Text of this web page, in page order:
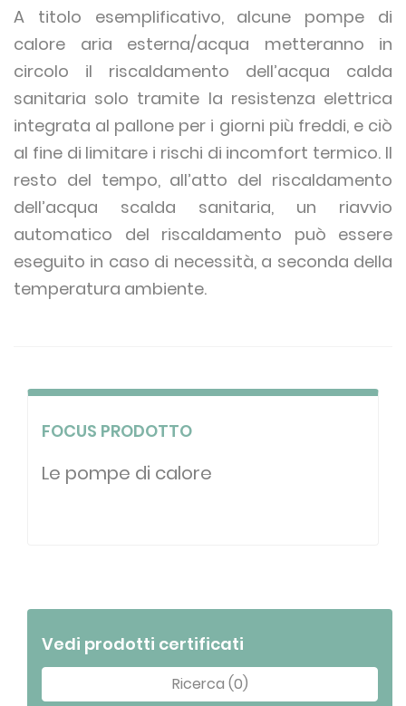
A titolo esemplificativo, alcune pompe di
calore aria esterna/acqua metteranno in
circolo il riscaldamento dell’acqua calda
sanitaria solo tramite la resistenza elettrica
integrata al pallone per i giorni più freddi, e ciò
al fine di limitare i rischi di incomfort termico. Il
resto del tempo, all’atto del riscaldamento
dell’acqua scalda sanitaria, un riavvio
automatico del riscaldamento può essere
eseguito in caso di necessità, a seconda della
temperatura ambiente.
FOCUS PRODOTTO
Le pompe di calore
Vedi prodotti certificati
Ricerca (0)